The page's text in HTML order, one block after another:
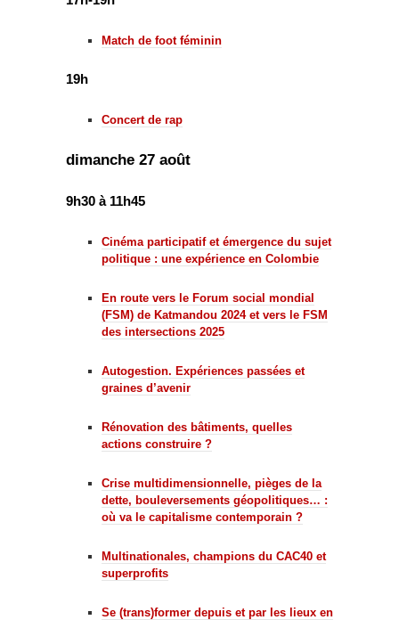
Match de foot féminin
19h
Concert de rap
dimanche 27 août
9h30 à 11h45
Cinéma participatif et émergence du sujet
politique : une expérience en Colombie
En route vers le Forum social mondial
(FSM) de Katmandou 2024 et vers le FSM
des intersections 2025
Autogestion. Expériences passées et
graines d’avenir
Rénovation des bâtiments, quelles
actions construire ?
Crise multidimensionnelle, pièges de la
dette, bouleversements géopolitiques… :
où va le capitalisme contemporain ?
Multinationales, champions du CAC40 et
superprofits
Se (trans)former depuis et par les lieux en